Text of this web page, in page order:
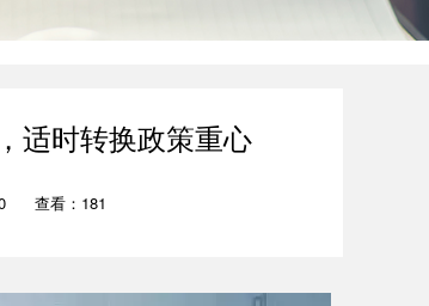
适时转换政策重心
查看：181